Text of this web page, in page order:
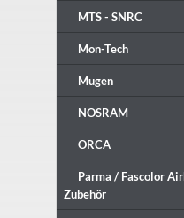
MTS - SNRC
Mon-Tech
Mugen
NOSRAM
ORCA
Parma / Fascolor
Zubehör